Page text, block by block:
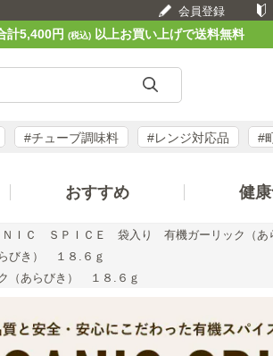
会員登録
計5,400円 (税込)以上お買い上げで送料無料
#チューブ調味料 #レンジ対応品 #
おすすめ 健
ＮＩＣ ＳＰＩＣＥ 袋入り 有機ガーリック（あ
びき） １８.６ｇ
（あらびき） １８.６ｇ